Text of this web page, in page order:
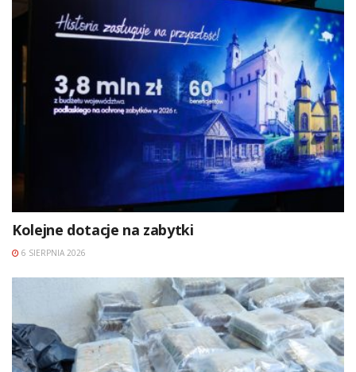
Kolejne dotacje na zabytki
6 SIERPNIA 2026